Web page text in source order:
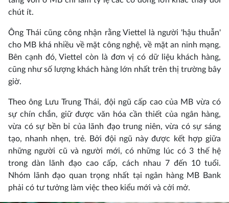
chút ít.
Ông Thái cũng công nhận rằng Viettel là người 'hậu thuẫn'
cho MB khá nhiều về mặt công nghệ, về mặt an ninh mạng.
Bên cạnh đó, Viettel còn là đơn vị có dữ liệu khách hàng,
cũng như số lượng khách hàng lớn nhất trên thị trường bây
giờ.
Theo ông Lưu Trung Thái, đội ngũ cấp cao của MB vừa có
sự chín chắn, giữ được văn hóa cần thiết của ngân hàng,
vừa có sự bền bỉ của lãnh đạo trung niên, vừa có sự sáng
tạo, nhanh nhẹn, trẻ. Bởi đội ngũ này được kết hợp giữa
những người cũ và người mới, có những lúc có 3 thế hệ
trong dàn lãnh đạo cao cấp, cách nhau 7 đến 10 tuổi.
Nhóm lãnh đạo quan trọng nhất tại ngân hàng MB Bank
phải có tư tưởng làm việc theo kiểu mới và cởi mở.